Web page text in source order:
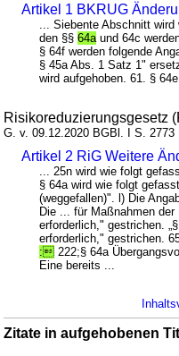
Artikel 1 BKRUG
... Siebente Abschnitt
den §§64a und 64c
§ 64f werden folgende
§ 45a Abs. 1 Satz 1"
wird aufgehoben. 61. § 64e
Risikoreduzierungsgesetz
G. v. 09.12.2020 BGBl. I S. 2773
Artikel 2 RiG Weitere
... 25n wird wie folgt
§ 64a wird wie folgt
(weggefallen)". l) Die
Die ... für Maßnahmen
erforderlich," gestrichen.
erforderlich," gestrichen.
: 222;§ 64a
Eine bereits ...
Zitate in aufgehobenen